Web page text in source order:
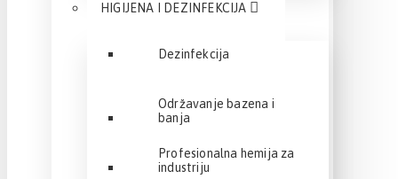
HIGIJENA I DEZINFEKCIJA
Dezinfekcija
Održavanje bazena i
banja
Profesionalna hemija za
industriju